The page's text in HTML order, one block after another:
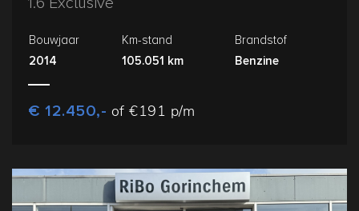
Bouwjaar
2014
Km-stand
105.051 km
Brandstof
Benzine
€ 12.450,- of €191 p/m